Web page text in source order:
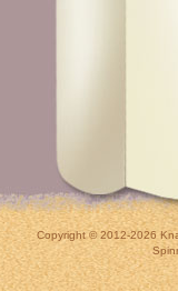
Copyright © 2012-2026